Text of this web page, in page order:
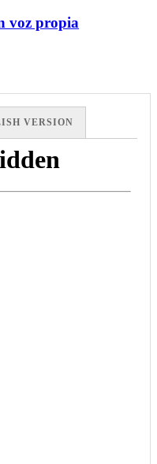
voz propia
VERSION